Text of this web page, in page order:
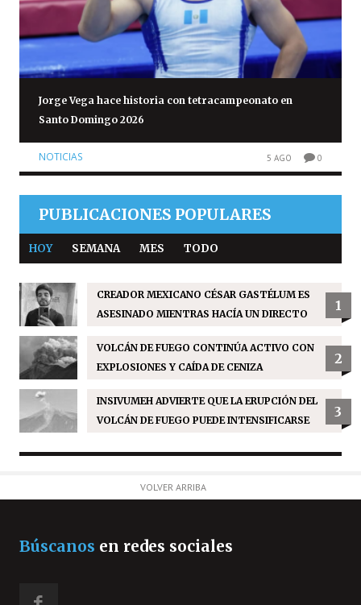
Jorge Vega hace historia con tetracampeonato en
Santo Domingo 2026
NOTICIAS 5 AGO 0
PUBLICACIONES POPULARES
HOY SEMANA MES TODO
CREADOR MEXICANO CÉSAR GASTÉLUM ES
ASESINADO MIENTRAS HACÍA UN DIRECTO
1
VOLCÁN DE FUEGO CONTINÚA ACTIVO CON
EXPLOSIONES Y CAÍDA DE CENIZA
2
INSIVUMEH ADVIERTE QUE LA ERUPCIÓN DEL
VOLCÁN DE FUEGO PUEDE INTENSIFICARSE
3
VOLVER ARRIBA
Búscanos en redes sociales